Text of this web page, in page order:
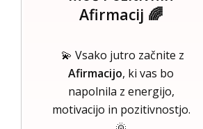
Afirmacij 🌈
💫 Vsako jutro začnite z
Afirmacijo, ki vas bo
napolnila z energijo,
motivacijo in pozitivnostjo.